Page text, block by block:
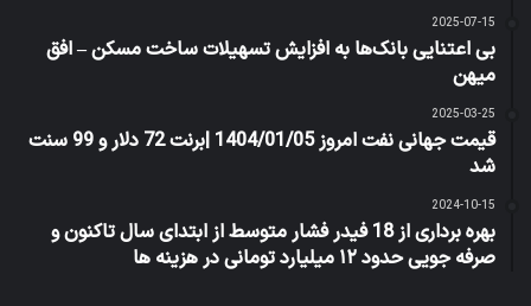
2025-07-15
بی اعتنایی بانک‌ها به افزایش تسهیلات ساخت مسکن – افق
میهن
2025-03-25
قیمت جهانی نفت امروز 1404/01/05 |برنت 72 دلار و 99 سنت
شد
2024-10-15
بهره برداری از 18 فیدر فشار متوسط از ابتدای سال تاكنون و
صرفه جویی حدود ۱۲ میلیارد تومانی در هزینه ها